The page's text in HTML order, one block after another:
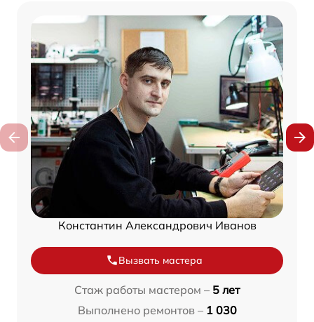
Константин Александрович Иванов
Вызвать мастера
Стаж работы мастером – 5 лет
Выполнено ремонтов – 1 030